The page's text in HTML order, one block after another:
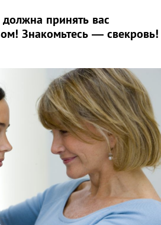
принять вас
Знакомьтесь —